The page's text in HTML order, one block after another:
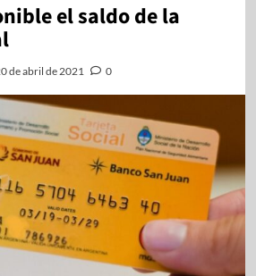
el saldo de la
de abril de 2021 0